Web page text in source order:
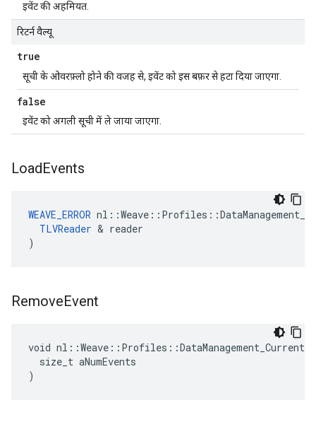
इवेंट की अहमियत.
रिटर्न वैल्यू
true
सूची के ओवरफ़्लो होने की वजह से, इवेंट को इस बफ़र से हटा दिया जाएगा.
false
इवेंट को अगली सूची में ले जाया जाएगा.
LoadEvents
WEAVE_ERROR
TLVReader & reader
)
RemoveEvent
void
  size_t aNumEvents
)